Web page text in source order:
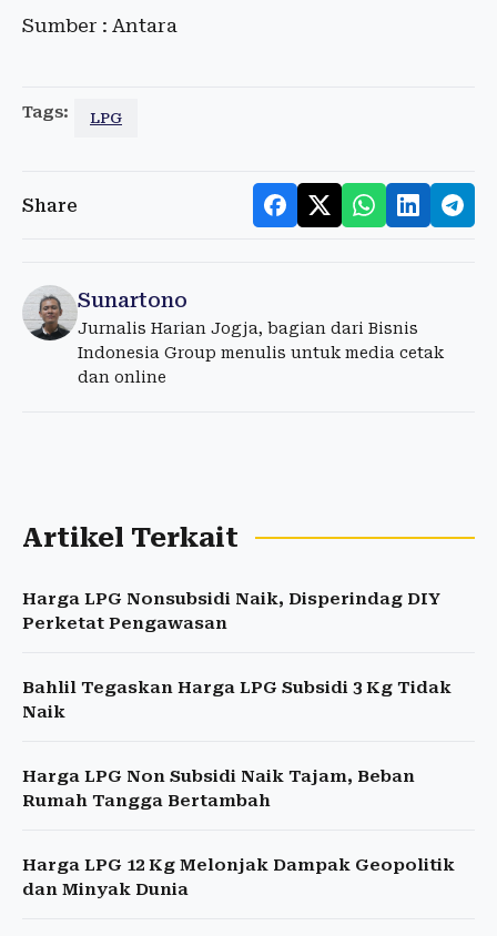
Sumber : Antara
Tags: LPG
Share
Sunartono
Jurnalis Harian Jogja, bagian dari Bisnis
Indonesia Group menulis untuk media cetak
dan online
Artikel Terkait
Harga LPG Nonsubsidi Naik, Disperindag DIY
Perketat Pengawasan
Bahlil Tegaskan Harga LPG Subsidi 3 Kg Tidak
Naik
Harga LPG Non Subsidi Naik Tajam, Beban
Rumah Tangga Bertambah
Harga LPG 12 Kg Melonjak Dampak Geopolitik
dan Minyak Dunia